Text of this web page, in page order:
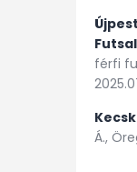
férfi
Á.,